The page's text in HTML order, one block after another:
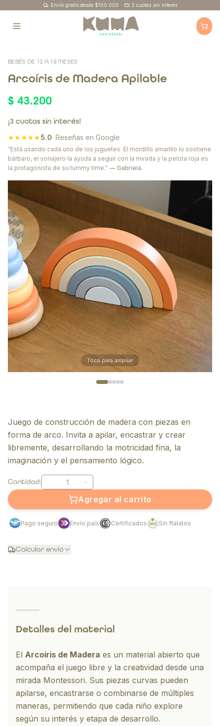
Envío gratis desde $100.000 · 3 cuotas sin interés
BEBÉS DE 12 A 18 MESES
Arcoíris de Madera Apilable
$ 43.200
¡3 cuotas sin interés!
★★★★★5.0· Reseñas en Google
“Está usando cada uno de los juguetes. El mordillo amarillo lo sostiene
bárbaro, el sonajero la ayuda a seguir con la mirada y la pelota roja es
la protagonista de su tummy time.” — Gabriela.
Tocá para ampliar
Juego de construcción de madera con piezas en
forma de arco. Invita a apilar, encastrar y crear
libremente, desarrollando la motricidad fina, la
imaginación y el pensamiento lógico.
Cantidad:
Agregar al carrito
Pago seguro Envío país Certificados Sin ftalatos
Calcular envío
Detalles del material
El Arcoíris de Madera es un material abierto que
acompaña el juego libre y la creatividad desde una
mirada Montessori. Sus piezas curvas pueden
apilarse, encastrarse o combinarse de múltiples
maneras, permitiendo que cada niño explore
según su interés y etapa de desarrollo.